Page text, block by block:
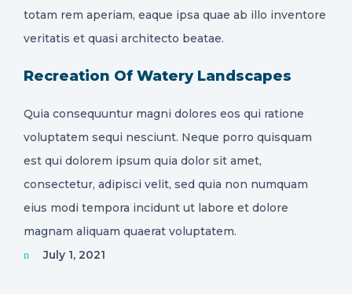
totam rem aperiam, eaque ipsa quae ab illo inventore
veritatis et quasi architecto beatae.
Recreation Of Watery Landscapes
Quia consequuntur magni dolores eos qui ratione
voluptatem sequi nesciunt. Neque porro quisquam
est qui dolorem ipsum quia dolor sit amet,
consectetur, adipisci velit, sed quia non numquam
eius modi tempora incidunt ut labore et dolore
magnam aliquam quaerat voluptatem.
July 1, 2021